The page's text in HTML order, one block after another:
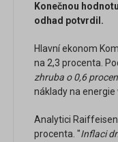
Konečnou
odhad potvrdil.
Hlavní ekonom
na 2,3 procenta.
zhruba o 0,6
náklady na
Analytici
procenta. "Inflaci